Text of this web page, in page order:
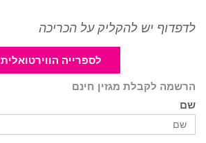
לדפדוף יש להקליק על הכריכה
לספרייה הווירטואלית
הרשמה לקבלת מגזין חינם
שם